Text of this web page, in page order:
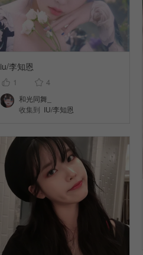
iu/李知恩
1 4
和光同舞_
收集到 IU/李知恩